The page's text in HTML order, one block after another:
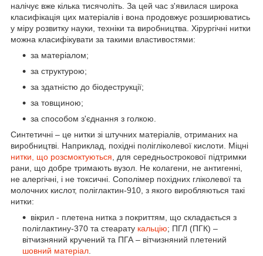
налічує вже кілька тисячоліть. За цей час з'явилася широка
класифікація цих матеріалів і вона продовжує розширюватись
у міру розвитку науки, техніки та виробництва. Хірургічні нитки
можна класифікувати за такими властивостями:
за матеріалом;
за структурою;
за здатністю до біодеструкції;
за товщиною;
за способом з'єднання з голкою.
Синтетичні – це нитки зі штучних матеріалів, отриманих на
виробництві. Наприклад, похідні полігліколевої кислоти. Міцні
нитки, що розсмоктуються , для середньострокової підтримки
рани, що добре тримають вузол. Не колагени, не антигенні,
не алергічні, і не токсичні. Сополімер похідних гліколевої та
молочних кислот, поліглактин-910, з якого виробляються такі
нитки:
вікрил - плетена нитка з покриттям, що складається з
поліглактину-370 та стеарату кальцію; ПГЛ (ПГК) –
вітчизняний кручений та ПГА – вітчизняний плетений
шовний матеріал